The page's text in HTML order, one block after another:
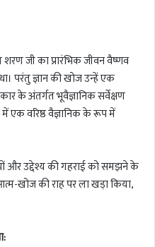
जी का प्रारंभिक जीवन वैष्णव
परंतु ज्ञान की खोज उन्हें एक
के अंतर्गत भूवैज्ञानिक सर्वेक्षण
एक वरिष्ठ वैज्ञानिक के रूप में
और उद्देश्य की गहराई को समझने के
खोज की राह पर ला खड़ा किया,